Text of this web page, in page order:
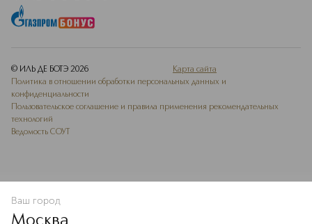
В КОРЗИНУ
© ИЛЬ ДЕ БОТЭ 2026
Карта сайта
Политика в отношении обработки персональных данных и
конфиденциальности
Пользовательское соглашение и правила применения рекомендательных
технологий
Ведомость СОУТ
Ваш город